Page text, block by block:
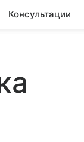
Консультации